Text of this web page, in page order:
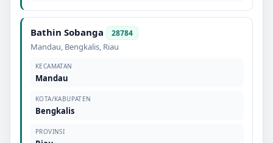
Bathin Sobanga 28784
Mandau, Bengkalis, Riau
KECAMATAN
Mandau
KOTA/KABUPATEN
Bengkalis
PROVINSI